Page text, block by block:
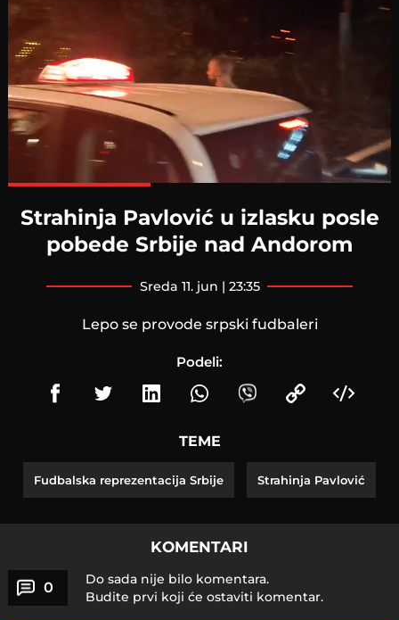
Strahinja Pavlović u izlasku posle
pobede Srbije nad Andorom
sreda 11. jun | 23:35
Lepo se provode srpski fudbaleri
Podeli:
TEME
Fudbalska reprezentacija Srbije Strahinja Pavlović
KOMENTARI
0
Do sada nije bilo komentara.
Budite prvi koji će ostaviti komentar.